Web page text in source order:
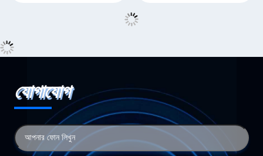
যোগাযোগ